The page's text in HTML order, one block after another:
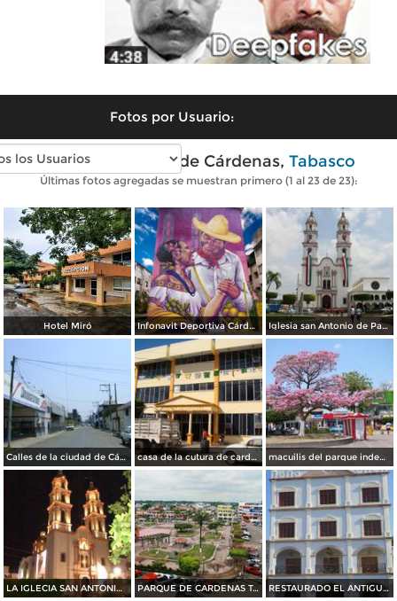
Fotos por Usuario:
Fotos modernas de Cárdenas, Tabasco
Últimas fotos agregadas se muestran primero (1 al 23 de 23):
Hotel Miró Infonavit Deportiva Cárdenas Tabasco Iglesia san Antonio de Padua de cárdenas tabasco
Calles de la ciudad de Cárdenas, Tabasco. Abril/2012 casa de la cutura de cardenas tabasco (actual) macuilis del parque independencia
LA IGLECIA SAN ANTONIO de noche PARQUE DE CARDENAS TABASCO RESTAURADO EL ANTIGUO AYUNTAMIENTO DE CARDENAS TABASCO